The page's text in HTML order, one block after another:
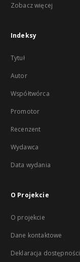
Zobacz więcej
Indeksy
Tytuł
Autor
Współtwórca
Promotor
Recenzent
Wydawca
Data wydania
O Projekcie
O projekcie
Dane kontaktowe
Deklaracja dostępności